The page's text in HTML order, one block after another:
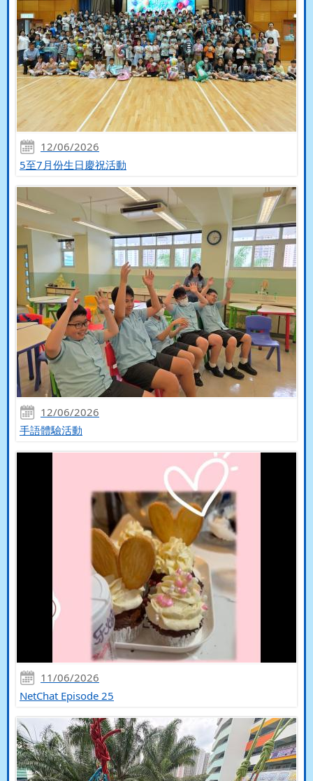
12/06/2026
5至7月份生日慶祝活動
12/06/2026
手語體驗活動
11/06/2026
NetChat Episode 25